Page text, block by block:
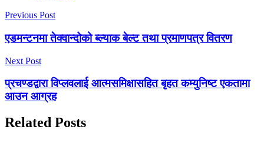
Previous Post
एडमन्टनमा तेक्वान्दोको ब्ल्याक बेल्ट तथा प्रमाणपत्र वितरण
Next Post
प्रचण्डद्वारा विप्लवलाई आत्मसमिक्षासहित बृहत कम्युनिष्ट एकतामा
आउन आग्रह
Related Posts